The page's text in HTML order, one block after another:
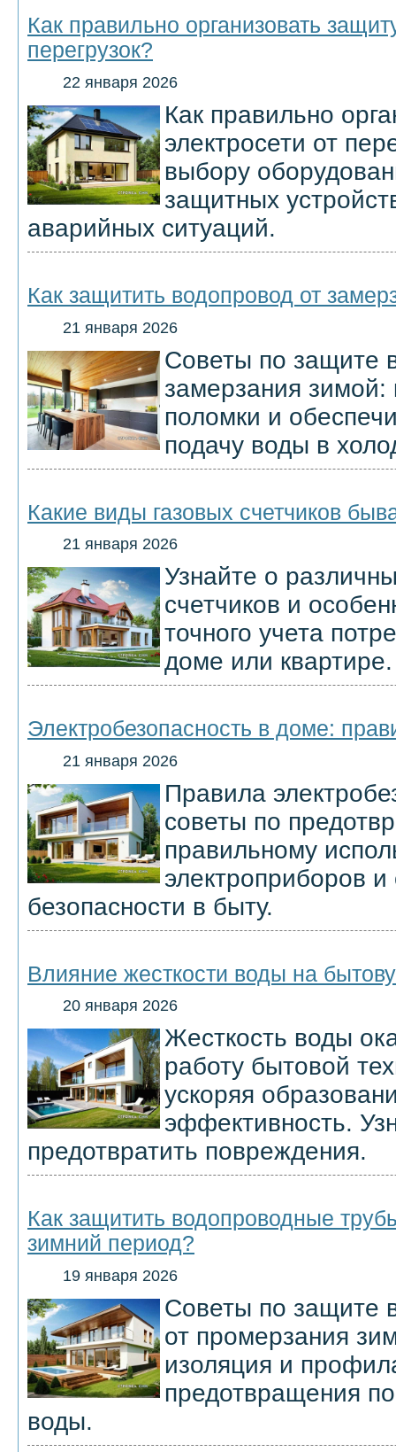
Как правильно организовать
перегрузок?
22 января 2026
Как правильно
электросети от
выбору
защитных
аварийных ситуаций.
Как защитить водопровод от
21 января 2026
Советы по защите
замерзания зимой:
поломки и
подачу воды в
Какие виды газовых счетчиков
21 января 2026
Узнайте о
счетчиков и
точного учета
доме или квартире.
Электробезопасность в доме:
21 января 2026
Правила
советы по
правильному
электроприборов
безопасности в быту.
Влияние жесткости воды на
20 января 2026
Жесткость воды
работу бытовой
ускоряя
эффективность.
предотвратить повреждения.
Как защитить водопроводные
зимний период?
19 января 2026
Советы по защите
от промерзания
изоляция и
предотвращения
воды.